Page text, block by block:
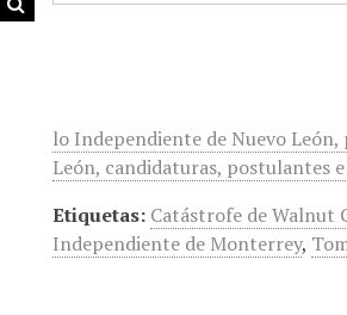
lo Independiente de Nuevo
León, candidaturas, postulantes
Etiquetas: Catástrofe de Walnut
Independiente de Monterrey,